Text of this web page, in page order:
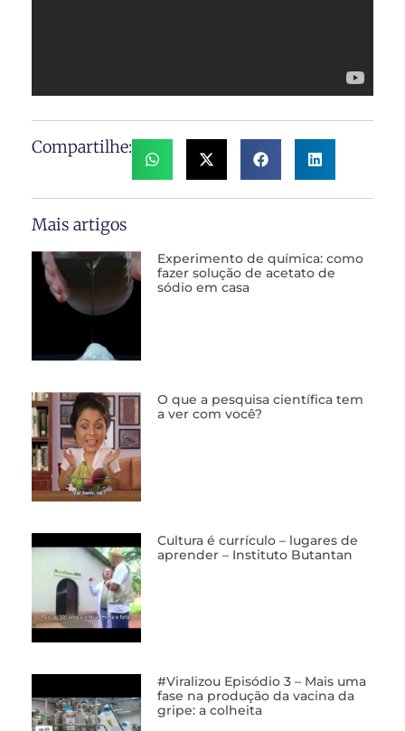
Compartilhe:
Mais artigos
Experimento de química: como
fazer solução de acetato de
sódio em casa
O que a pesquisa científica tem
a ver com você?
Cultura é currículo – lugares de
aprender – Instituto Butantan
#Viralizou Episódio 3 – Mais uma
fase na produção da vacina da
gripe: a colheita